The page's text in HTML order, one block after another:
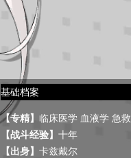
基础档案
【专精】 临床医学 血液学 急救
【战斗经验】 十年
【出身】 卡兹戴尔